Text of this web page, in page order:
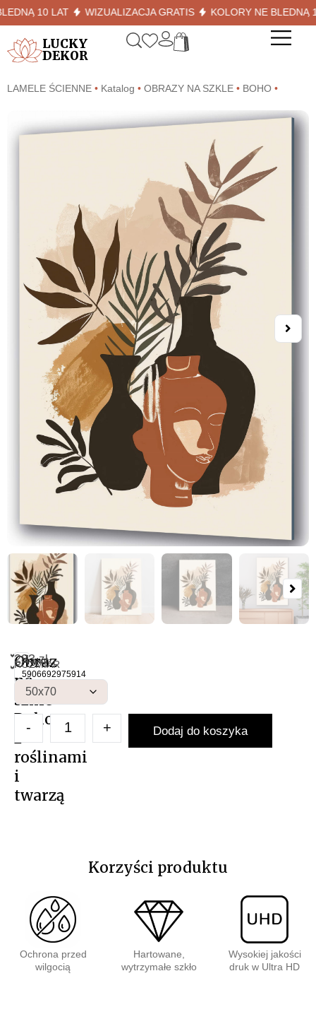
10 LAT WIZUALIZACJA GRATIS KOLORY NE BLEDNĄ 10
LUCKY
DEKOR
LAMELE ŚCIENNE • Katalog • OBRAZY NA SZKLE • BOHO •
Obraz
na
szkle
Boho
z
roślinami
i
twarzą
Artykuł:
5906692975914
283zł
ROZMIAR
- + Dodaj do koszyka
Korzyści produktu
Ochrona przed
wilgocią
Hartowane,
wytrzymałe szkło
Wysokiej jakości
druk w Ultra HD